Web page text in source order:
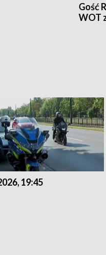
Gość
WOT
19:45